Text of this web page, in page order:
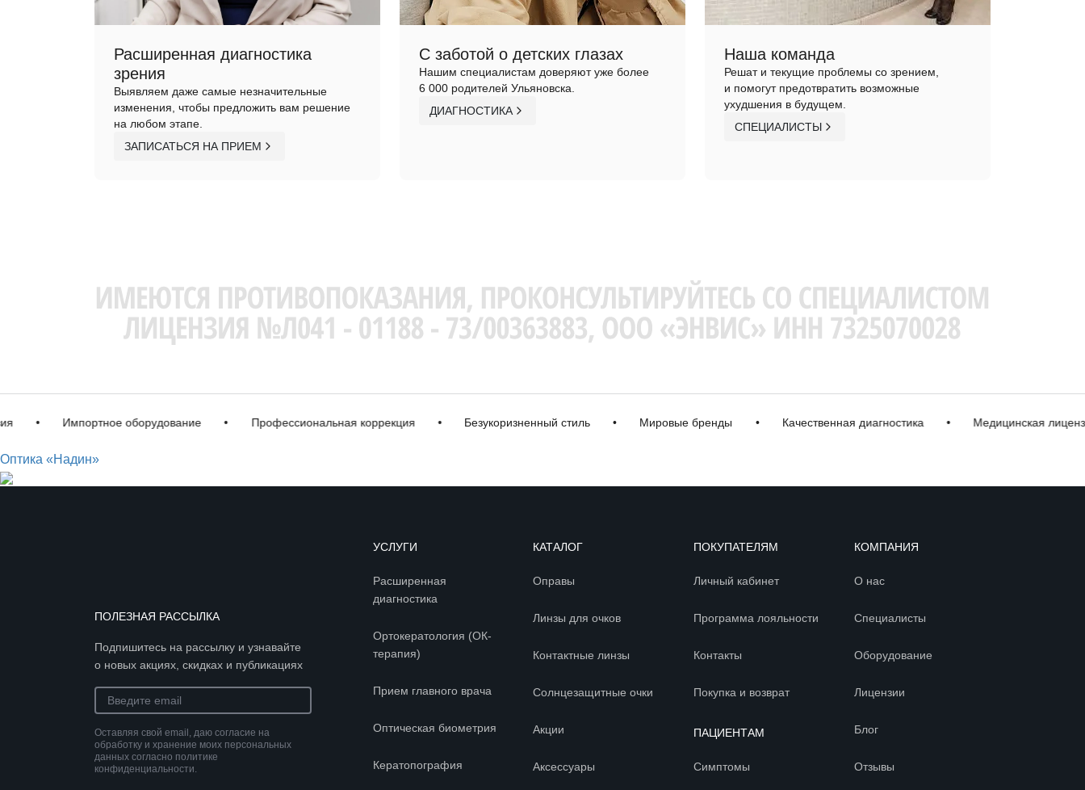
Расширенная диагностика
зрения
Выявляем даже самые незначительные
изменения, чтобы предложить вам решение
на любом этапе.
ЗАПИСАТЬСЯ НА ПРИЕМ
С заботой о детских глазах
Нашим специалистам доверяют уже более
6 000 родителей Ульяновска.
ДИАГНОСТИКА
Наша команда
Решат и текущие проблемы со зрением,
и помогут предотвратить возможные
ухудшения в будущем.
СПЕЦИАЛИСТЫ
• Импортное оборудование • Профессиональная коррекция • Безукоризненный стиль • Мировые бренды • Качественная диагностика • Медицинская лицензия
Оптика «Надин»
ПОЛЕЗНАЯ РАССЫЛКА
Подпишитесь на рассылку и узнавайте
о новых акциях, скидках и публикациях
Оставляя свой email, даю согласие на
обработку и хранение моих персональных
данных согласно политике
конфиденциальности.
УСЛУГИ
Расширенная
диагностика
Ортокератология (ОК-
терапия)
Прием главного врача
Оптическая биометрия
Кератопография
КАТАЛОГ
Оправы
Линзы для очков
Контактные линзы
Солнцезащитные очки
Акции
Аксессуары
ПОКУПАТЕЛЯМ
Личный кабинет
Программа лояльности
Контакты
Покупка и возврат
ПАЦИЕНТАМ
Симптомы
КОМПАНИЯ
О нас
Специалисты
Оборудование
Лицензии
Блог
Отзывы